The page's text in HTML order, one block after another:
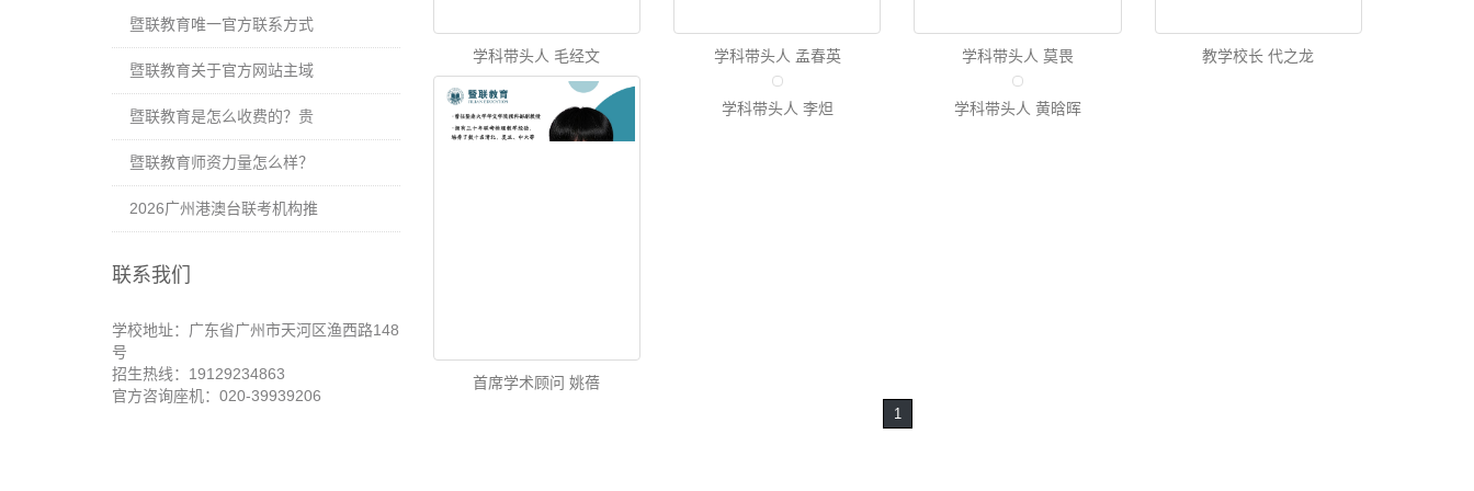
学科带头人 毛经文 学科带头人 孟春英 学科带头人 莫畏 教学校长 代之龙
首席学术顾问 姚蓓
学科带头人 李炟 学科带头人 黄晗晖
1
暨联教育唯一官方联系方式
暨联教育关于官方网站主域
暨联教育是怎么收费的？贵
暨联教育师资力量怎么样？
2026广州港澳台联考机构推
联系我们
学校地址：广东省广州市天河区渔西路148
号
招生热线：19129234863
官方咨询座机：020-39939206